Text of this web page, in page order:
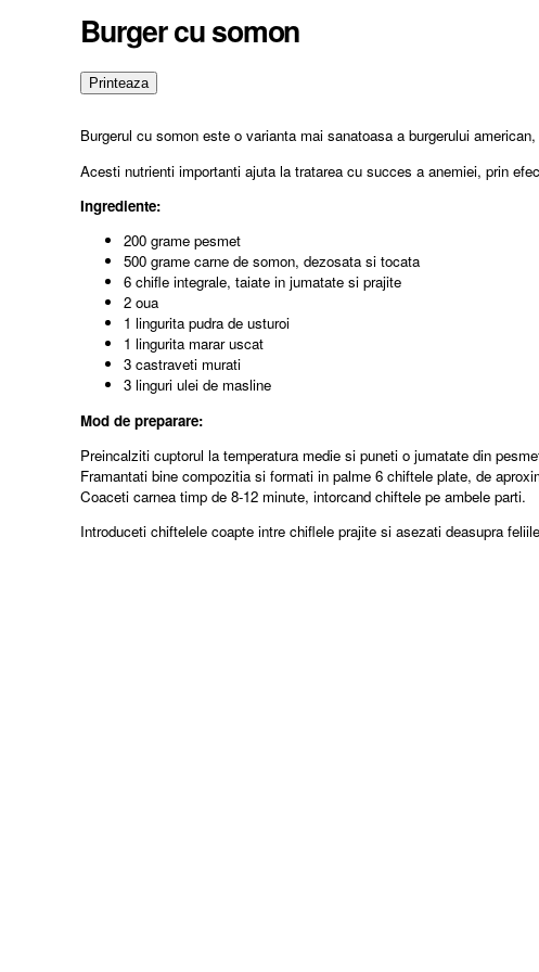
Burger cu somon
Burgerul cu somon este o varianta mai sanatoasa a burgerului
Acesti nutrienti importanti ajuta la tratarea cu succes a anemiei, prin
Ingrediente:
200 grame pesmet
500 grame carne de somon, dezosata si tocata
6 chifle integrale, taiate in jumatate si prajite
2 oua
1 lingurita pudra de usturoi
1 lingurita marar uscat
3 castraveti murati
3 linguri ulei de masline
Mod de preparare:
Preincalziti cuptorul la temperatura medie si puneti o jumatate din
Framantati bine compozitia si formati in palme 6 chiftele plate, de
Coaceti carnea timp de 8-12 minute, intorcand chiftele pe ambele parti.
Introduceti chiftelele coapte intre chiflele prajite si asezati deasupra